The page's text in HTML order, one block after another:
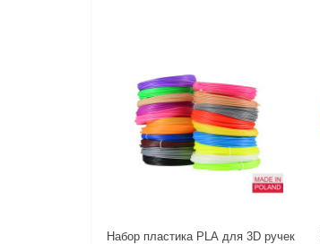
Набор пластика PLA для 3D ручек